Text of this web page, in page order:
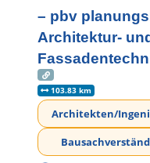
– pbv
Architektur-
103.83 km
Architekten/